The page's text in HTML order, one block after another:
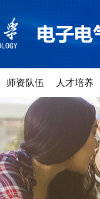
师资队伍 人才培养